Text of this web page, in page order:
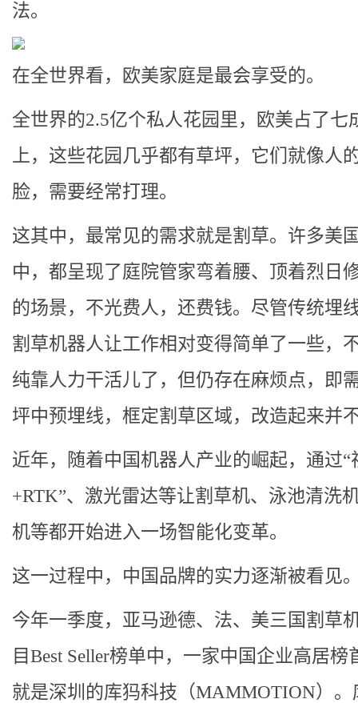
法。
在全世界看，欧美家庭是最会享受的。
全世界的2.5亿个私人花园里，欧美占了七
上，这些花园几乎都有草坪，它们就像人
脸，需要经常打理。
这其中，最常见的需求就是割草。许多美
中，都呈现了庭院管家弯着腰、顶着烈日
的场景，不光费人，还费钱。尽管传统埋
割草机器人让工作相对变得简单了一些，
纯靠人力干活儿了，但仍存在麻烦点，即
坪中预埋线，框定割草区域，改造起来并
近年，随着中国机器人产业的崛起，通过“
+RTK”、激光雷达等让割草机、泳池清洗
机等都开始进入一场智能化变革。
这一过程中，中国品牌的实力逐渐被看见
今年一季度，亚马逊德、法、美三国割草
目Best Seller榜单中，一家中国企业高居榜
就是深圳的库犸科技（MAMMOTION）。